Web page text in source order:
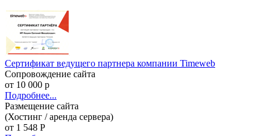
Сертификат ведущего партнера компании Timeweb
Сопровождение сайта
от 10 000 р
Подробнее...
Размещение сайта
(Хостинг / аренда сервера)
от 1 548 Р